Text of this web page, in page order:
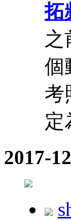
拓
之
個
考
定
2017-